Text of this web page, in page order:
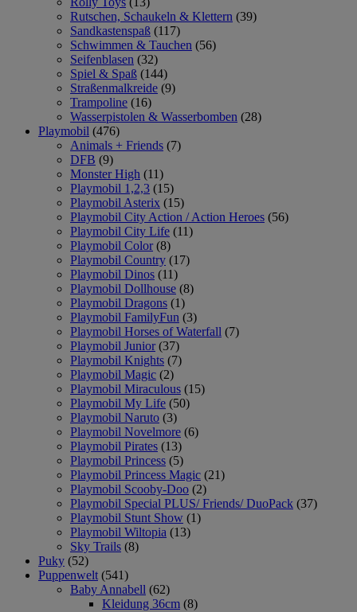
Rutschen, Schaukeln & Klettern (39)
Sandkastenspaß (117)
Schwimmen & Tauchen (56)
Seifenblasen (32)
Spiel & Spaß (144)
Straßenmalkreide (9)
Trampoline (16)
Wasserpistolen & Wasserbomben (28)
Playmobil (476)
Animals + Friends (7)
DFB (9)
Monster High (11)
Playmobil 1,2,3 (15)
Playmobil Asterix (15)
Playmobil City Action / Action Heroes (56)
Playmobil City Life (11)
Playmobil Color (8)
Playmobil Country (17)
Playmobil Dinos (11)
Playmobil Dollhouse (8)
Playmobil Dragons (1)
Playmobil FamilyFun (3)
Playmobil Horses of Waterfall (7)
Playmobil Junior (37)
Playmobil Knights (7)
Playmobil Magic (2)
Playmobil Miraculous (15)
Playmobil My Life (50)
Playmobil Naruto (3)
Playmobil Novelmore (6)
Playmobil Pirates (13)
Playmobil Princess (5)
Playmobil Princess Magic (21)
Playmobil Scooby-Doo (2)
Playmobil Special PLUS/ Friends/ DuoPack (37)
Playmobil Stunt Show (1)
Playmobil Wiltopia (13)
Sky Trails (8)
Puky (52)
Puppenwelt (541)
Baby Annabell (62)
Kleidung 36cm (8)